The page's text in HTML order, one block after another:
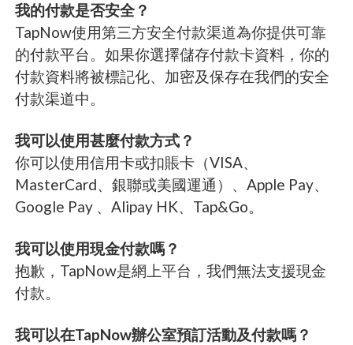
我的付款是否安全？
TapNow使用第三方安全付款渠道為你提供可靠
的付款平台。如果你選擇儲存付款卡資料，你的
付款資料將被標記化、加密及保存在我們的安全
付款渠道中。
我可以使用甚麼付款方式？
你可以使用信用卡或扣賬卡（VISA、
MasterCard、銀聯或美國運通）、Apple Pay、
Google Pay 、Alipay HK、Tap&Go。
我可以使用現金付款嗎？
抱歉，TapNow是網上平台，我們無法支援現金
付款。
我可以在TapNow辦公室預訂活動及付款嗎？